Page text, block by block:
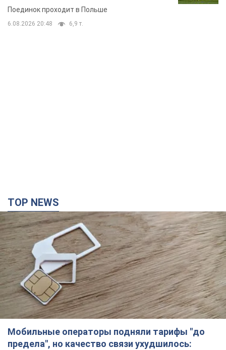
Поединок проходит в Польше
6.08.2026 20:48 6,9 т.
TOP NEWS
Мобильные операторы подняли тарифы "до
предела", но качество связи ухудшилось: